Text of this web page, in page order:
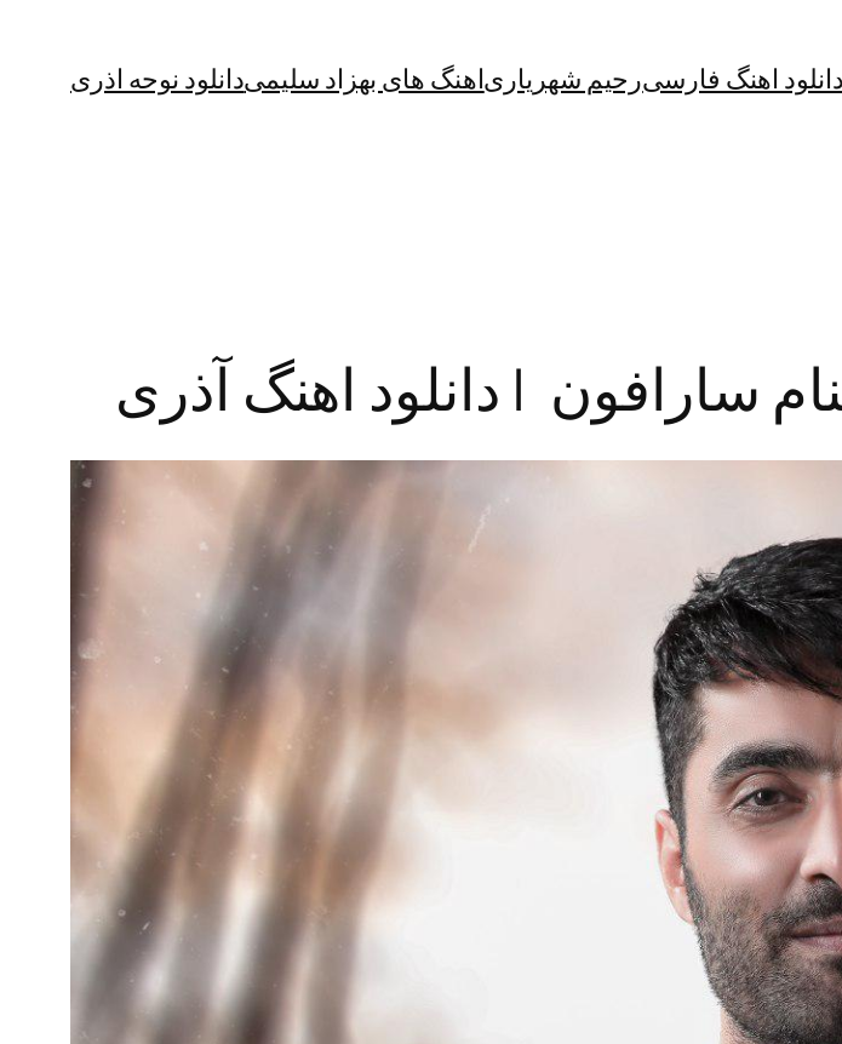
دانلود اهنگ فارسیرحیم شهریاریاهنگ های بهزاد سلیمیدانلود نوحه اذری
سارافون | دانلود اهنگ آذری